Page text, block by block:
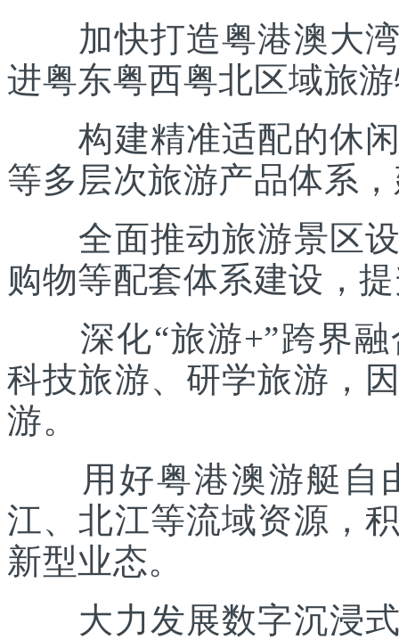
加快打造粤港澳大湾
进粤东粤西粤北区域旅
构建精准适配的休闲
等多层次旅游产品体系
全面推动旅游景区设
购物等配套体系建设，
深化“旅游+”跨界融
科技旅游、研学旅游，
游。
用好粤港澳游艇自
江、北江等流域资源，
新型业态。
大力发展数字沉浸式